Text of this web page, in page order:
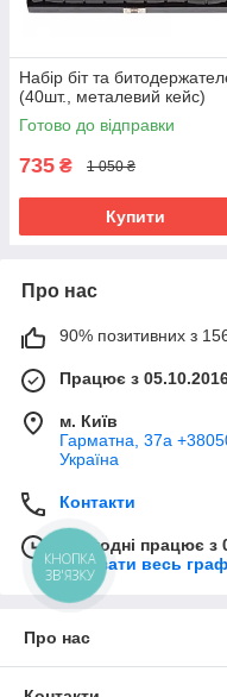
Набір біт та
(40шт., металевий кейс)
Готово до відправки
735 ₴ 1 050 ₴
Купити
Про нас
90% позитивних з
Працює з
м. Київ
Гарматна, 37а
Україна
Контакти
Сьогодні працює
Показати весь
Про нас
КНОПКА
ЗВ'ЯЗКУ